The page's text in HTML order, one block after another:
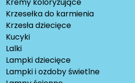
Kremy koloryzujące
Krzesełka do karmienia
Krzesła dziecięce
Kucyki
Lalki
Lampki dziecięce
Lampki i ozdoby świetlne